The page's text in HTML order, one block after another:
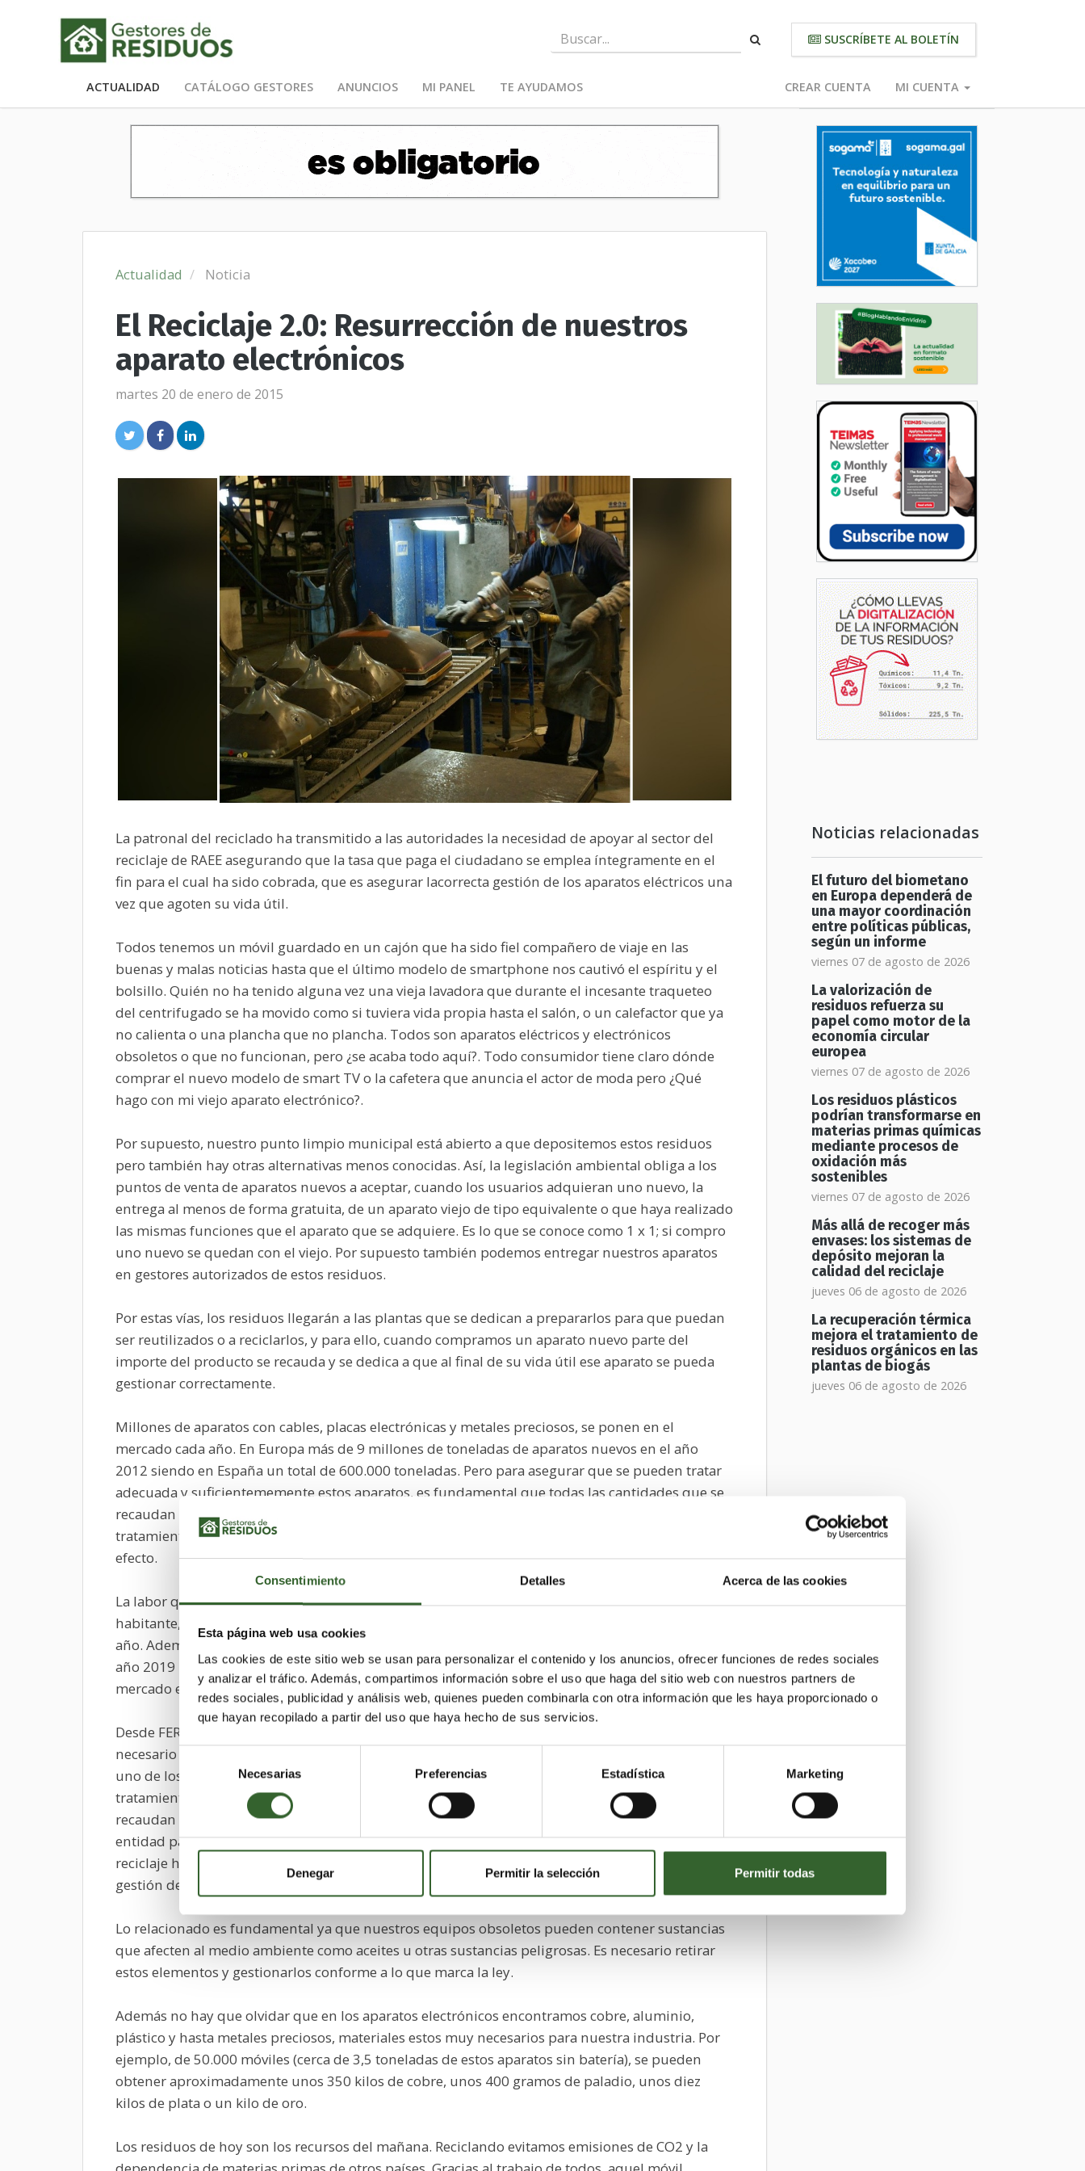
Consentimiento Detalles Acerca de las cookies
Esta página web usa cookies
Las cookies de este sitio web se usan para personalizar el contenido y los anuncios, ofrecer funciones de redes sociales
y analizar el tráfico. Además, compartimos información sobre el uso que haga del sitio web con nuestros partners de
redes sociales, publicidad y análisis web, quienes pueden combinarla con otra información que les haya proporcionado o
que hayan recopilado a partir del uso que haya hecho de sus servicios.
de
consentimiento
Necesarias Preferencias Estadística Marketing
Denegar Permitir la selección Permitir todas
SUSCRÍBETE AL BOLETÍN
ACTUALIDAD CATÁLOGO GESTORES ANUNCIOS MI PANEL TE AYUDAMOS CREAR CUENTA MI CUENTA
Actualidad Noticia
El Reciclaje 2.0: Resurrección de nuestros
aparato electrónicos
martes 20 de enero de 2015
La patronal del reciclado ha transmitido a las autoridades la necesidad de apoyar al sector del
reciclaje de RAEE asegurando que la tasa que paga el ciudadano se emplea íntegramente en el
fin para el cual ha sido cobrada, que es asegurar lacorrecta gestión de los aparatos eléctricos una
vez que agoten su vida útil.
Todos tenemos un móvil guardado en un cajón que ha sido fiel compañero de viaje en las
buenas y malas noticias hasta que el último modelo de smartphone nos cautivó el espíritu y el
bolsillo. Quién no ha tenido alguna vez una vieja lavadora que durante el incesante traqueteo
del centrifugado se ha movido como si tuviera vida propia hasta el salón, o un calefactor que ya
no calienta o una plancha que no plancha. Todos son aparatos eléctricos y electrónicos
obsoletos o que no funcionan, pero ¿se acaba todo aquí?. Todo consumidor tiene claro dónde
comprar el nuevo modelo de smart TV o la cafetera que anuncia el actor de moda pero ¿Qué
hago con mi viejo aparato electrónico?.
Por supuesto, nuestro punto limpio municipal está abierto a que depositemos estos residuos
pero también hay otras alternativas menos conocidas. Así, la legislación ambiental obliga a los
puntos de venta de aparatos nuevos a aceptar, cuando los usuarios adquieran uno nuevo, la
entrega al menos de forma gratuita, de un aparato viejo de tipo equivalente o que haya realizado
las mismas funciones que el aparato que se adquiere. Es lo que se conoce como 1 x 1; si compro
uno nuevo se quedan con el viejo. Por supuesto también podemos entregar nuestros aparatos
en gestores autorizados de estos residuos.
Por estas vías, los residuos llegarán a las plantas que se dedican a prepararlos para que puedan
ser reutilizados o a reciclarlos, y para ello, cuando compramos un aparato nuevo parte del
importe del producto se recauda y se dedica a que al final de su vida útil ese aparato se pueda
gestionar correctamente.
Millones de aparatos con cables, placas electrónicas y metales preciosos, se ponen en el
mercado cada año. En Europa más de 9 millones de toneladas de aparatos nuevos en el año
2012 siendo en España un total de 600.000 toneladas. Pero para asegurar que se pueden tratar
adecuada y suficientememente estos aparatos, es fundamental que todas las cantidades que se
recaudan a los consumidores durante la compra de un aparato nuevo se dediquen al
tratamiento de dichos aparatos, tal y como dictamina la Directiva europea al
efecto.
La labor que se lleva a cabo es grande, así, en España se generan al año de media 16 Kg por
habitante, de los que la legislación sobre estos residuos obliga a recoger 4 Kg por habitante al
año. Además estos objetivos se irán incrementando en los próximos años de manera que en el
año 2019 habrá de gestionarse cada año el 65% de la media de aparatos introducidos en el
mercado en los tres años precedentes.
Desde FER, la asociación de plantas de reciclaje y tratamiento de estos residuos, se indica que es
necesario una adecuada financiación del sistema de reciclado. Las cantidades recaudadas a cada
uno de los consumidores deben acabar en la red recogida y gestores autorizados para el
tratamiento de los mismos. Y para ello hace falta una mayor transparencia. Los productores
recaudan un importe pero no se sabe cuánto y si se ha destinado de forma íntegra a una
entidad para el tratamiento. Esto, y otros asuntos trascendentes, es lo que la patronal del
reciclaje ha pedido al Ministerio de Medio Ambiente que se incluya en la nueva legislación de
gestión de estos residuos.
Lo relacionado es fundamental ya que nuestros equipos obsoletos pueden contener sustancias
que afecten al medio ambiente como aceites u otras sustancias peligrosas. Es necesario retirar
estos elementos y gestionarlos conforme a lo que marca la ley.
Además no hay que olvidar que en los aparatos electrónicos encontramos cobre, aluminio,
plástico y hasta metales preciosos, materiales estos muy necesarios para nuestra industria. Por
ejemplo, de 50.000 móviles (cerca de 3,5 toneladas de estos aparatos sin batería), se pueden
obtener aproximadamente unos 350 kilos de cobre, unos 400 gramos de paladio, unos diez
kilos de plata o un kilo de oro.
Los residuos de hoy son los recursos del mañana. Reciclando evitamos emisiones de CO2 y la
Noticias relacionadas
El futuro del biometano
en Europa dependerá de
una mayor coordinación
entre políticas públicas,
según un informe
viernes 07 de agosto de 2026
La valorización de
residuos refuerza su
papel como motor de la
economía circular
europea
viernes 07 de agosto de 2026
Los residuos plásticos
podrían transformarse en
materias primas químicas
mediante procesos de
oxidación más
sostenibles
viernes 07 de agosto de 2026
Más allá de recoger más
envases: los sistemas de
depósito mejoran la
calidad del reciclaje
jueves 06 de agosto de 2026
La recuperación térmica
mejora el tratamiento de
residuos orgánicos en las
plantas de biogás
jueves 06 de agosto de 2026